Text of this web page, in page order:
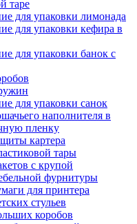
таре
для упаковки лимонада
для упаковки кефира в
для упаковки банок с
для упаковки санок
наполнителя в
пленку
картера
тары
с крупой
фурнитуры
для принтера
стульев
коробов